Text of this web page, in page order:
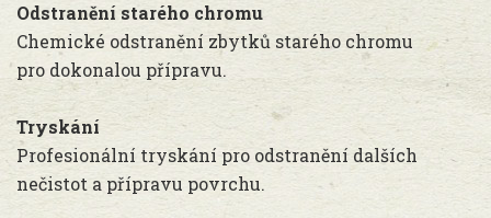
Odstranění starého chromu
Chemické odstranění zbytků starého chromu
pro dokonalou přípravu.
Tryskání
Profesionální tryskání pro odstranění dalších
nečistot a přípravu povrchu.